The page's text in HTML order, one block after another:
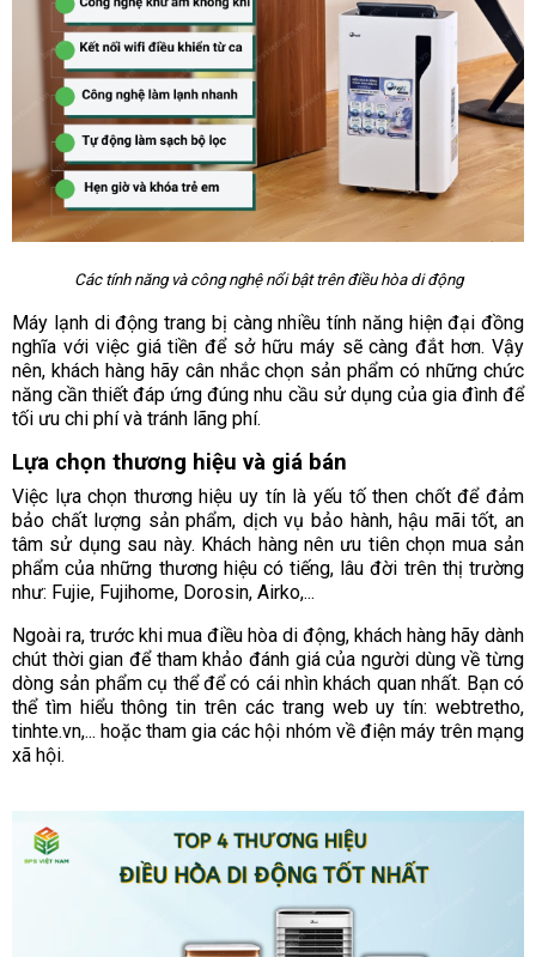
Các tính năng và công nghệ nổi bật trên điều hòa di động
Máy lạnh di động trang bị càng nhiều tính năng hiện đại đồng
nghĩa với việc giá tiền để sở hữu máy sẽ càng đắt hơn. Vậy
nên, khách hàng hãy cân nhắc chọn sản phẩm có những chức
năng cần thiết đáp ứng đúng nhu cầu sử dụng của gia đình để
tối ưu chi phí và tránh lãng phí.
Lựa chọn thương hiệu và giá bán
Việc lựa chọn thương hiệu uy tín là yếu tố then chốt để đảm
bảo chất lượng sản phẩm, dịch vụ bảo hành, hậu mãi tốt, an
tâm sử dụng sau này. Khách hàng nên ưu tiên chọn mua sản
phẩm của những thương hiệu có tiếng, lâu đời trên thị trường
như: Fujie, Fujihome, Dorosin, Airko,...
Ngoài ra, trước khi mua điều hòa di động, khách hàng hãy dành
chút thời gian để tham khảo đánh giá của người dùng về từng
dòng sản phẩm cụ thể để có cái nhìn khách quan nhất. Bạn có
thể tìm hiểu thông tin trên các trang web uy tín: webtretho,
tinhte.vn,... hoặc tham gia các hội nhóm về điện máy trên mạng
xã hội.